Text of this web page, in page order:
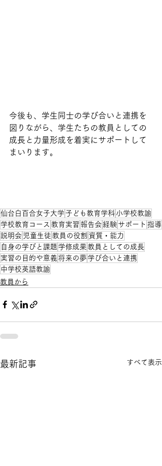
今後も、学生同士の学び合いと連携を
図りながら、学生たちの教員としての
成長と力量形成を着実にサポートして
まいります。
仙台白百合女子大学子ども教育学科 小学校教諭
学校教育コース 教育実習 報告会経験 サポート 指導
説明会 児童生徒 教員の役割 資質・能力
自身の学びと課題 学修成果 教員としての成長
実習の目的や意義 将来の夢 学び合いと連携
中学校英語教諭
教員から
最新記事 すべて表示